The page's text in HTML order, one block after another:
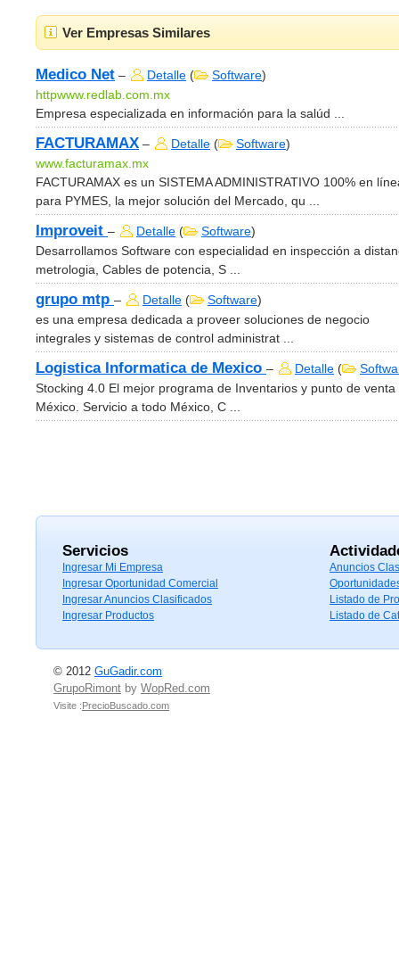
Ver Empresas Similares
Medico Net – Detalle ( Software)
httpwww.redlab.com.mx
Empresa especializada en información para la salúd ...
FACTURAMAX – Detalle ( Software)
www.facturamax.mx
FACTURAMAX es un SISTEMA ADMINISTRATIVO 100% en
para PYMES, la mejor solución del Mercado, qu ...
Improveit – Detalle ( Software)
Desarrollamos Software con especialidad en inspección a
metrologia, Cables de potencia, S ...
grupo mtp – Detalle ( Software)
es una empresa dedicada a proveer soluciones de negocio
integrales y sistemas de control administrat ...
Logistica Informatica de Mexico – Detalle (
Stocking 4.0 El mejor programa de Inventarios y punto de venta
México. Servicio a todo México, C ...
Servicios
Ingresar Mi Empresa
Ingresar Oportunidad Comercial
Ingresar Anuncios Clasificados
Ingresar Productos
Anuncios
Listado de
Listado de
© 2012 GuGadir.com
GrupoRimont by WopRed.com
Visite :PrecioBuscado.com